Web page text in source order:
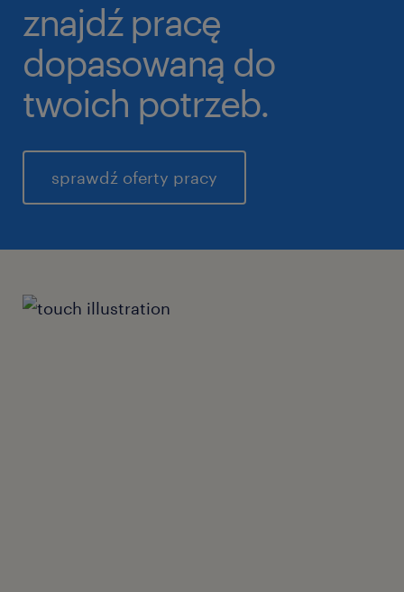
znajdź pracę
dopasowaną do
twoich potrzeb.
sprawdź oferty pracy